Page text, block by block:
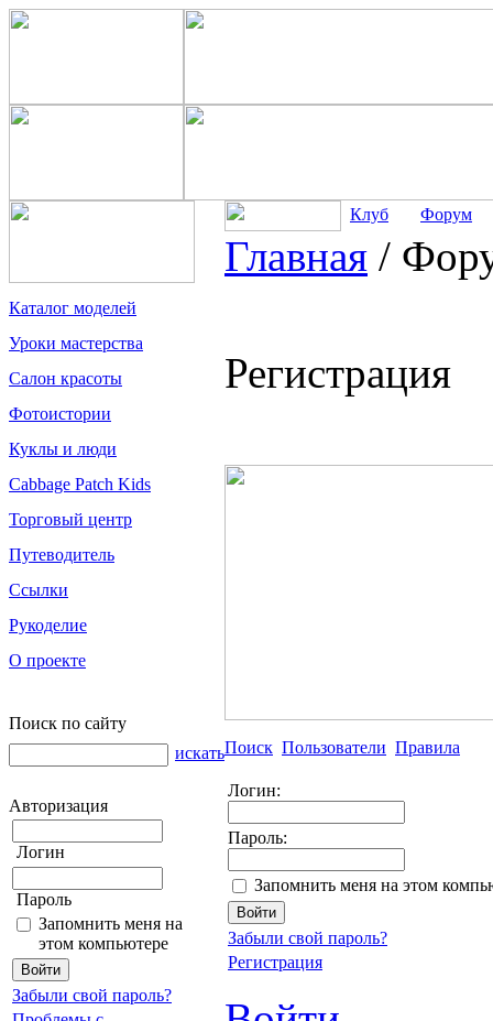
Каталог моделей
Уроки мастерства
Салон красоты
Фотоистории
Куклы и люди
Cabbage Patch Kids
Торговый центр
Путеводитель
Ссылки
Рукоделие
О проекте
Поиск по сайту
искать
Авторизация
Логин
Пароль
Запомнить меня на
этом компьютере
Забыли свой пароль?
Клуб Форум
Главная /
Регистрация
Поиск Пользователи Правила
Логин:
Пароль:
Запомнить меня на этом
Забыли свой пароль?
Регистрация